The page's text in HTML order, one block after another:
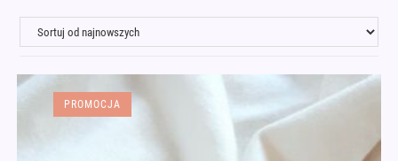
PROMOCJA